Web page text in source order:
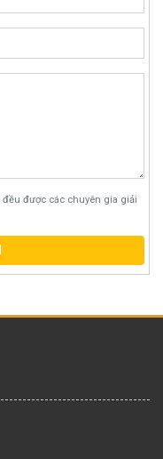
đều được các chuyên gia giải